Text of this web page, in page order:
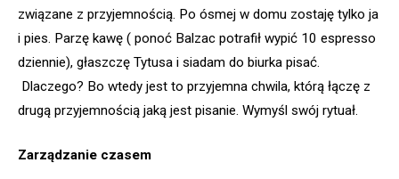
związane z przyjemnością. Po ósmej w domu zostaję tylko ja
i pies. Parzę kawę ( ponoć Balzac potrafił wypić 10 espresso
dziennie), głaszczę Tytusa i siadam do biurka pisać.
Dlaczego? Bo wtedy jest to przyjemna chwila, którą łączę z
drugą przyjemnością jaką jest pisanie. Wymyśl swój rytuał.
Zarządzanie czasem